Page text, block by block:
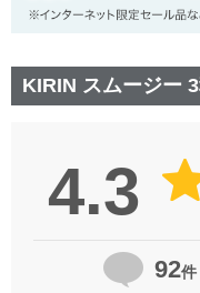
KIRIN スムージー
4.3
92件